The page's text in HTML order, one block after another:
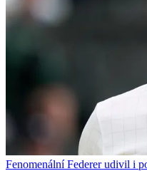
Fenomenální Federer udivil i